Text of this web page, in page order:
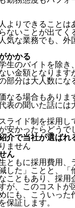
よりできること
ないことが出てく
気な業務でも、
かかる
生のバイトを除き、
い金額となりま
部分は大人数に
なる場合もあり
表の聞いた話には
ライド制を採用
安かったらどう
介で当社が選ばれ
ん
ともに採用費用
した」ことと、
こともあり、採
が、このコスト
にも、こういった
保証します。